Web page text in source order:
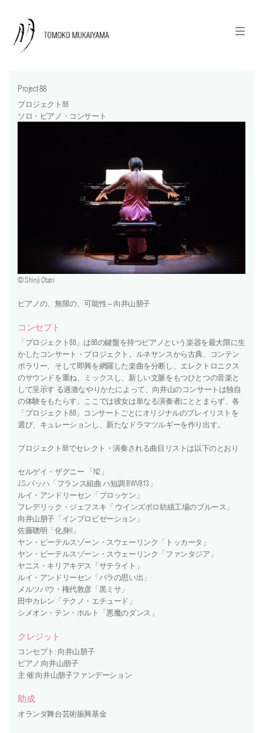
news
calendar
video
press
support
contact
Project 88
プロジェクト88
ソロ・ピアノ・コンサート
© Shinji Otani
ピアノの、無限の、可能性 – 向井山朋子
コンセプト
「プロジェクト88」は88の鍵盤を持つピアノという楽器を最大限に生
かしたコンサート・プロジェクト。ルネサンスから古典、コンテン
ポラリー、そして即興を網羅した楽曲を分断し、エレクトロニクス
のサウンドを重ね、ミックスし、新しい文脈をもつひとつの音楽と
して呈示す る過激なやりかたによって、向井山のコンサートは独自
の体験をもたらす。ここでは彼女は単なる演奏者にととまらず、各
「プロジェクト88」コンサートごとにオリジナルのプレイリストを
選び、キュレーションし、新たなドラマツルギーを作り出す。
プロジェクト88でセレクト・演奏される曲目リストは以下のとおり
セルゲイ・ザグニー 「N2」
J.S.バッハ「フランス組曲 ハ短調 BWV813」
ルイ・アンドリーセン「ブロッケン」
フレデリック・ジェフスキ「 ウインズボロ紡績工場のブルース」
向井山朋子「インプロビゼーション」
佐藤聰明「化身II」
ヤン・ピーテルスゾーン・スウェーリンク「トッカータ」
ヤン・ピーテルスゾーン・スウェーリンク「ファンタジア」
ヤニス・キリアキデス「サテライト」
ルイ・アンドリーセン「バラの思い出」
メルツバウ・権代敦彦「黒ミサ」
田中カレン「テクノ・エチュード」
シメオン・テン・ホルト「悪魔のダンス」
クレジット
コンセプト: 向井山朋子
ピアノ:向井山朋子
主 催:向井山朋子ファンデーション
助成
オランダ舞台芸術振興基金